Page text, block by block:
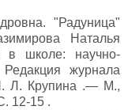
"Радуница"
Наталья
в школе: научно-
журнала
Л. Крупина .— М.,
12-15 .